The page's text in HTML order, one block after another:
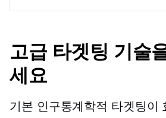
고급 타겟팅 기술
세요
기본 인구통계학적 타겟팅이